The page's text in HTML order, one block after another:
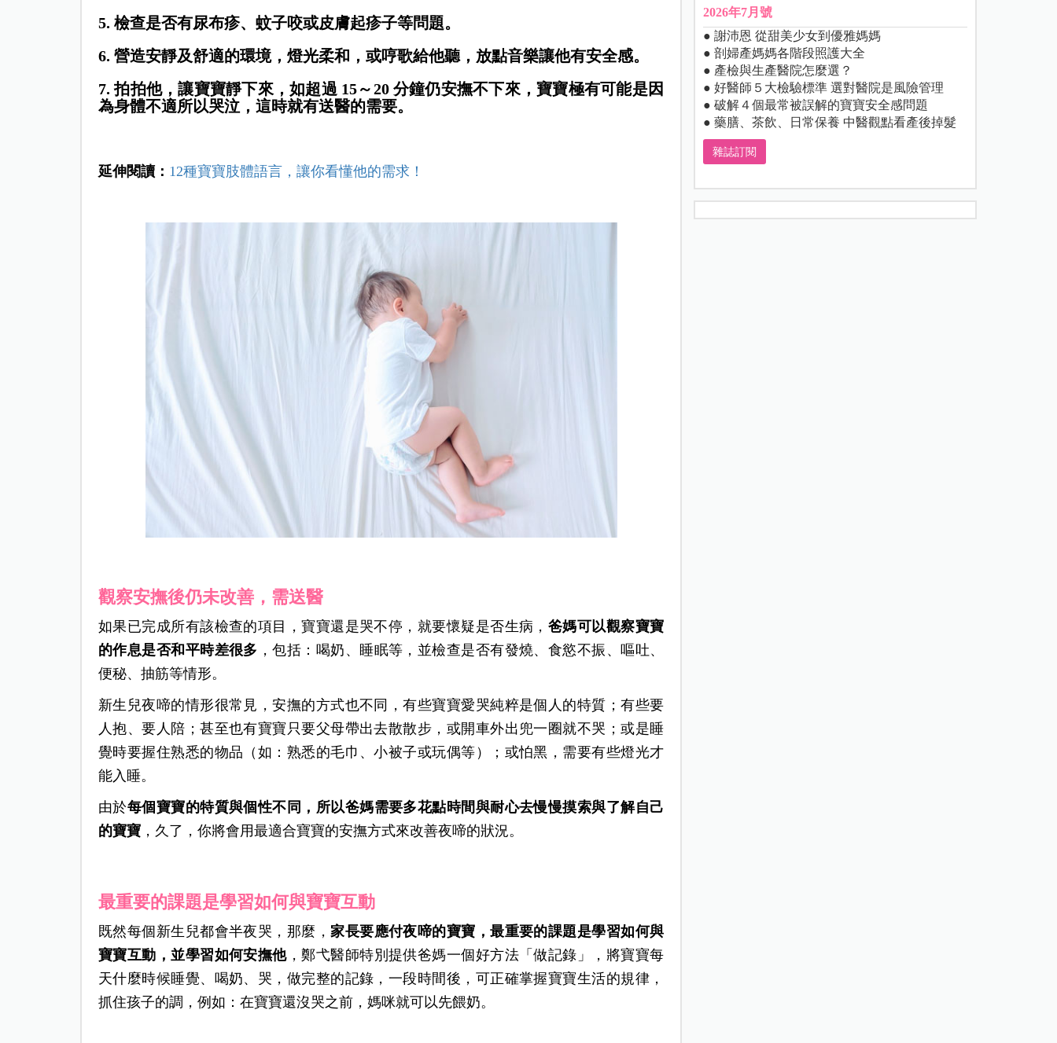
5. 檢查是否有尿布疹、蚊子咬或皮膚起疹子等問題。
6. 營造安靜及舒適的環境，燈光柔和，或哼歌給他聽，放點音樂讓他有安全感。
7. 拍拍他，讓寶寶靜下來，如超過 15～20 分鐘仍安撫不下來，寶寶極有可能是因
為身體不適所以哭泣，這時就有送醫的需要。
延伸閱讀： 12種寶寶肢體語言，讓你看懂他的需求！
觀察安撫後仍未改善，需送醫
如果已完成所有該檢查的項目，寶寶還是哭不停，就要懷疑是否生病， 爸媽可以觀察寶寶
的作息是否和平時差很多 ，包括：喝奶、睡眠等，並檢查是否有發燒、食慾不振、嘔吐、
便秘、抽筋等情形。
新生兒夜啼的情形很常見，安撫的方式也不同，有些寶寶愛哭純粹是個人的特質；有些要
人抱、要人陪；甚至也有寶寶只要父母帶出去散散步，或開車外出兜一圈就不哭；或是睡
覺時要握住熟悉的物品（如：熟悉的毛巾、小被子或玩偶等）；或怕黑，需要有些燈光才
能入睡。
由於每個寶寶的特質與個性不同，所以爸媽需要多花點時間與耐心去慢慢摸索與了解自己
的寶寶，久了，你將會用最適合寶寶的安撫方式來改善夜啼的狀況。
最重要的課題是學習如何與寶寶互動
既然每個新生兒都會半夜哭，那麼，家長要應付夜啼的寶寶，最重要的課題是學習如何與
寶寶互動，並學習如何安撫他，鄭弋醫師特別提供爸媽一個好方法「做記錄」，將寶寶每
天什麼時候睡覺、喝奶、哭，做完整的記錄，一段時間後，可正確掌握寶寶生活的規律，
抓住孩子的調，例如：在寶寶還沒哭之前，媽咪就可以先餵奶。
2026年7月號
● 謝沛恩 從甜美少女到優雅媽媽
● 剖婦產媽媽各階段照護大全
● 產檢與生產醫院怎麼選？
● 好醫師５大檢驗標準 選對醫院是風險管理
● 破解４個最常被誤解的寶寶安全感問題
● 藥膳、茶飲、日常保養 中醫觀點看產後掉髮
雜誌訂閱